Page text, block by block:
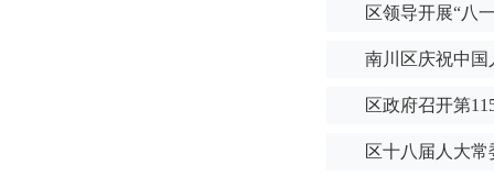
区领导开展“八
南川区庆祝中国
区政府召开第
区十八届人大